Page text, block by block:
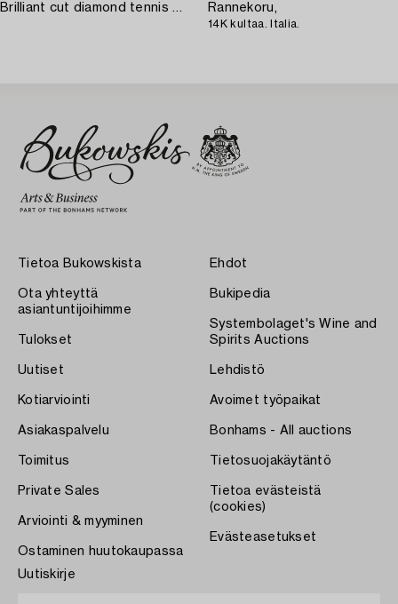
Rannekoru,
14K kultaa. Italia.
Tietoa Bukowskista
Ota yhteyttä
asiantuntijoihimme
Tulokset
Uutiset
Kotiarviointi
Asiakaspalvelu
Toimitus
Private Sales
Arviointi & myyminen
Ostaminen huutokaupassa
Ehdot
Bukipedia
Systembolaget's Wine and
Spirits Auctions
Lehdistö
Avoimet työpaikat
Bonhams - All auctions
Tietosuojakäytäntö
Tietoa evästeistä
(cookies)
Evästeasetukset
Uutiskirje